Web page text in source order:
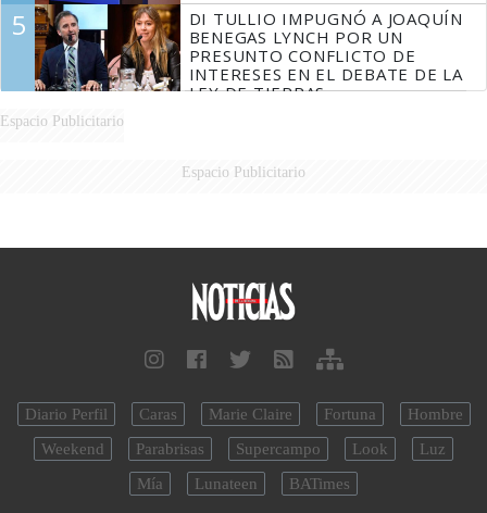
5
DI TULLIO IMPUGNÓ A JOAQUÍN
BENEGAS LYNCH POR UN
PRESUNTO CONFLICTO DE
INTERESES EN EL DEBATE DE LA
LEY DE TIERRAS
Espacio Publicitario
Espacio Publicitario
Diario Perfil Caras Marie Claire Fortuna
Hombre
Weekend
Parabrisas Supercampo Look
Luz
Mía
Lunateen BATimes